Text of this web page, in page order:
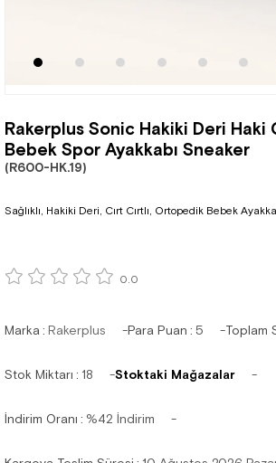
Rakerplus Sonic Hakiki Deri Haki
Bebek Spor Ayakkabı Sneaker
(R600-HK.19)
Sağlıklı, Hakiki Deri, Cırt Cırtlı, Ortopedik Bebek
0.0
Marka : Rakerplus Para Puan : 5 Toplam
Stok Miktarı : 18 Stoktaki Mağazalar
İndirim Oranı : %42 İndirim